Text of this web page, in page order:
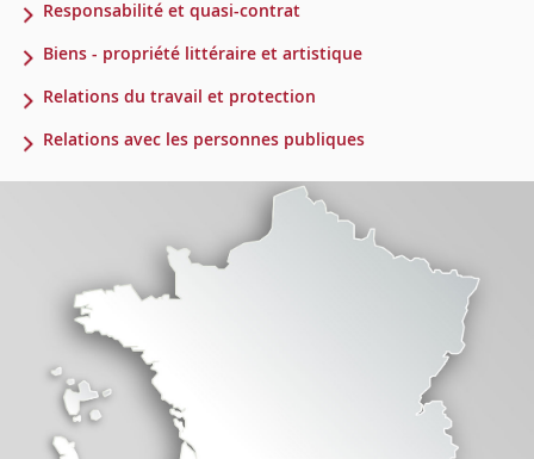
Responsabilité et quasi-contrat
Biens - propriété littéraire et artistique
Relations du travail et protection
Relations avec les personnes publiques